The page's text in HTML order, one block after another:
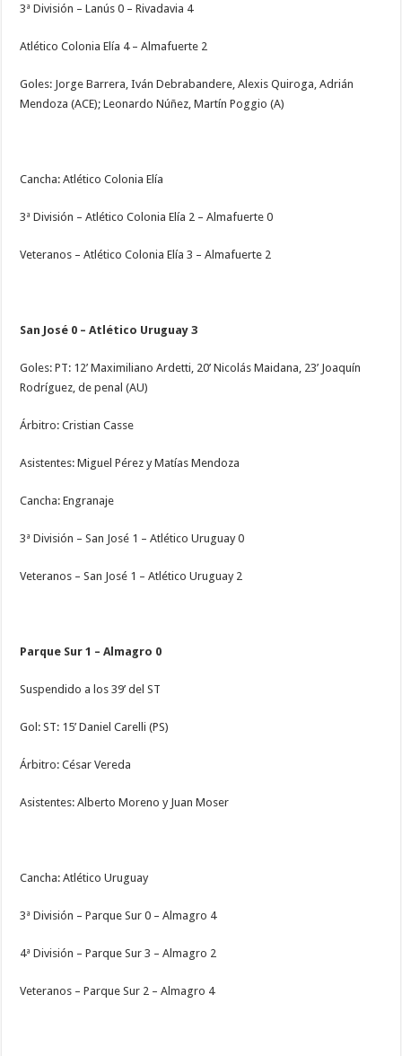
3ª División – Lanús 0 – Rivadavia 4
Atlético Colonia Elía 4 – Almafuerte 2
Goles: Jorge Barrera, Iván Debrabandere, Alexis Quiroga, Adrián
Mendoza (ACE); Leonardo Núñez, Martín Poggio (A)
Cancha: Atlético Colonia Elía
3ª División – Atlético Colonia Elía 2 – Almafuerte 0
Veteranos – Atlético Colonia Elía 3 – Almafuerte 2
San José 0 – Atlético Uruguay 3
Goles: PT: 12’ Maximiliano Ardetti, 20’ Nicolás Maidana, 23’ Joaquín
Rodríguez, de penal (AU)
Árbitro: Cristian Casse
Asistentes: Miguel Pérez y Matías Mendoza
Cancha: Engranaje
3ª División – San José 1 – Atlético Uruguay 0
Veteranos – San José 1 – Atlético Uruguay 2
Parque Sur 1 – Almagro 0
Suspendido a los 39’ del ST
Gol: ST: 15’ Daniel Carelli (PS)
Árbitro: César Vereda
Asistentes: Alberto Moreno y Juan Moser
Cancha: Atlético Uruguay
3ª División – Parque Sur 0 – Almagro 4
4ª División – Parque Sur 3 – Almagro 2
Veteranos – Parque Sur 2 – Almagro 4